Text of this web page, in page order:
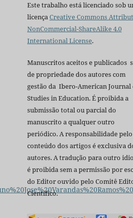
Este trabalho está licenciado sob
licençaCreative Commons
NonCommercial-ShareAlike 4.0
International License.
Manuscritos aceitos e publicados
de propriedade dos autores com
gestão da Ibero-American Journal
Studies in Education. É proibida a
submissão total ou parcial do
manuscrito a qualquer outro
periódico. A responsabilidade pelo
conteúdo dos artigos é exclusiva
autores. A tradução para outro
é proibida sem a permissão por
do Editor ouvido pelo Comitê
Científico.